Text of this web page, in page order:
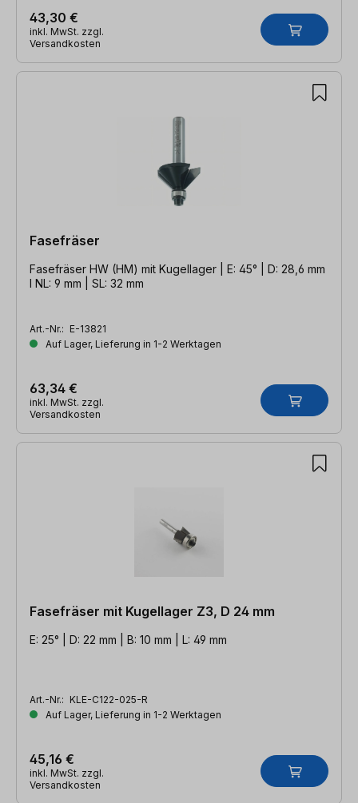
43,30 €
inkl. MwSt. zzgl.
Versandkosten
Fasefräser
Fasefräser HW (HM) mit Kugellager | E: 45° | D: 28,6 mm
l NL: 9 mm | SL: 32 mm
Art.-Nr.: E-13821
Auf Lager, Lieferung in 1-2 Werktagen
63,34 €
inkl. MwSt. zzgl.
Versandkosten
Fasefräser mit Kugellager Z3, D 24 mm
E: 25° | D: 22 mm | B: 10 mm | L: 49 mm
Art.-Nr.: KLE-C122-025-R
Auf Lager, Lieferung in 1-2 Werktagen
45,16 €
inkl. MwSt. zzgl.
Versandkosten